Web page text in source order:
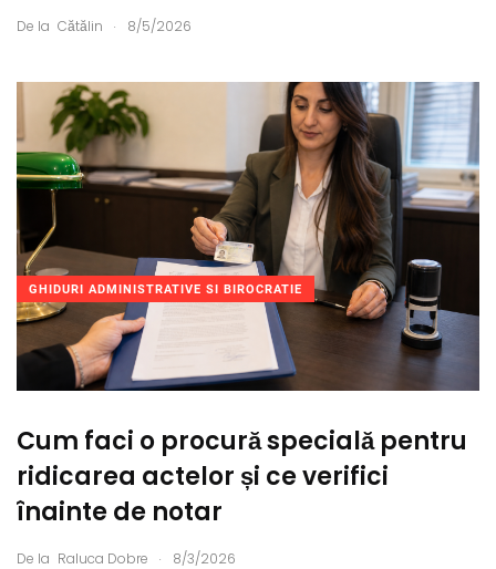
De la Cătălin . 8/5/2026
GHIDURI ADMINISTRATIVE SI BIROCRATIE
Cum faci o procură specială pentru
ridicarea actelor și ce verifici
înainte de notar
De la Raluca Dobre . 8/3/2026